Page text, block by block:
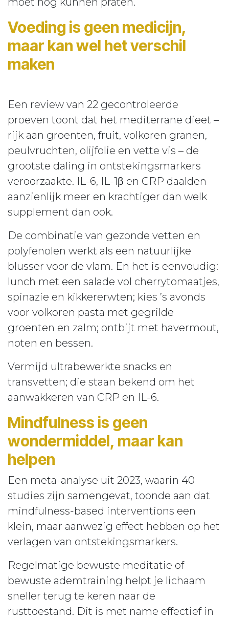
Voeding is geen medicijn,
maar kan wel het verschil
maken
Een review van 22 gecontroleerde
proeven toont dat het mediterrane dieet –
rijk aan groenten, fruit, volkoren granen,
peulvruchten, olijfolie en vette vis – de
grootste daling in ontstekingsmarkers
veroorzaakte. IL-6, IL-1β en CRP daalden
aanzienlijk meer en krachtiger dan welk
supplement dan ook.
De combinatie van gezonde vetten en
polyfenolen werkt als een natuurlijke
blusser voor de vlam. En het is eenvoudig:
lunch met een salade vol cherrytomaatjes,
spinazie en kikkererwten; kies ’s avonds
voor volkoren pasta met gegrilde
groenten en zalm; ontbijt met havermout,
noten en bessen.
Vermijd ultrabewerkte snacks en
transvetten; die staan bekend om het
aanwakkeren van CRP en IL-6.
Mindfulness is geen
wondermiddel, maar kan
helpen
Een meta-analyse uit 2023, waarin 40
studies zijn samengevat, toonde aan dat
mindfulness-based interventions een
klein, maar aanwezig effect hebben op het
verlagen van ontstekingsmarkers.
Regelmatige bewuste meditatie of
bewuste ademtraining helpt je lichaam
sneller terug te keren naar de
rusttoestand. Dit is met name effectief in